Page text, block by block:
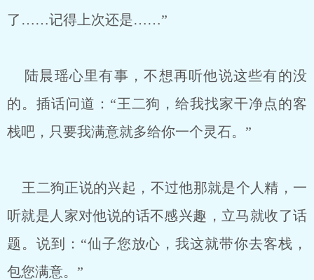
了……记得上次还是……”
陆晨瑶心里有事，不想再听他说这些有的没
的。插话问道：“王二狗，给我找家干净点的客
栈吧，只要我满意就多给你一个灵石。”
王二狗正说的兴起，不过他那就是个人精，一
听就是人家对他说的话不感兴趣，立马就收了话
题。说到：“仙子您放心，我这就带你去客栈，
包您满意。”